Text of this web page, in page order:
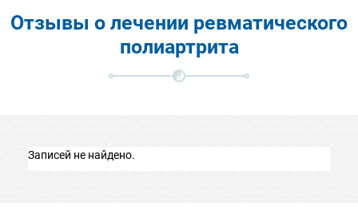
Отзывы о лечении ревматического
полиартрита
Записей не найдено.